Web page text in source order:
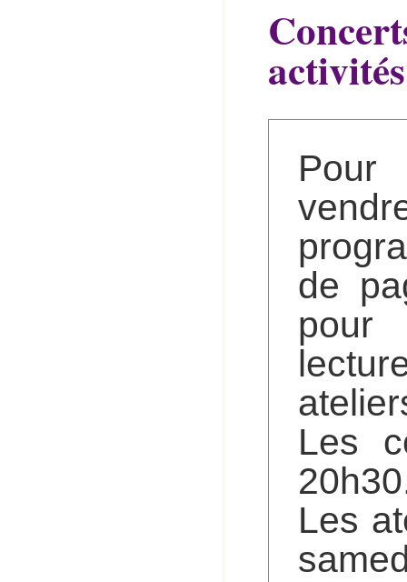
activités
Pour
de
pour
Les
Les